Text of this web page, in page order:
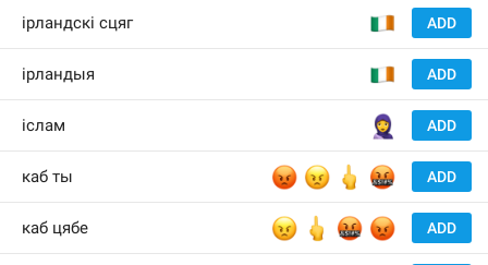
ADD
ірландскі сцяг
ADD
ірландыя
ADD
🧕
іслам
ADD
😡
😠
🖕
🤬
каб ты
ADD
😠
🖕
🤬
😡
каб цябе